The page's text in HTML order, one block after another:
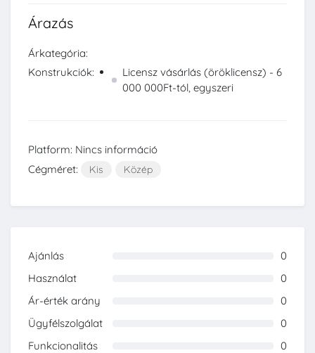
Árazás
Árkategória:
Konstrukciók:
Licensz vásárlás (öröklicensz) - 6
000 000Ft-tól, egyszeri
Platform: Nincs információ
Cégméret:
Kis Közép
Ajánlás
0
Használat
0
Ár-érték arány
0
Ügyfélszolgálat
0
Funkcionalitás
0